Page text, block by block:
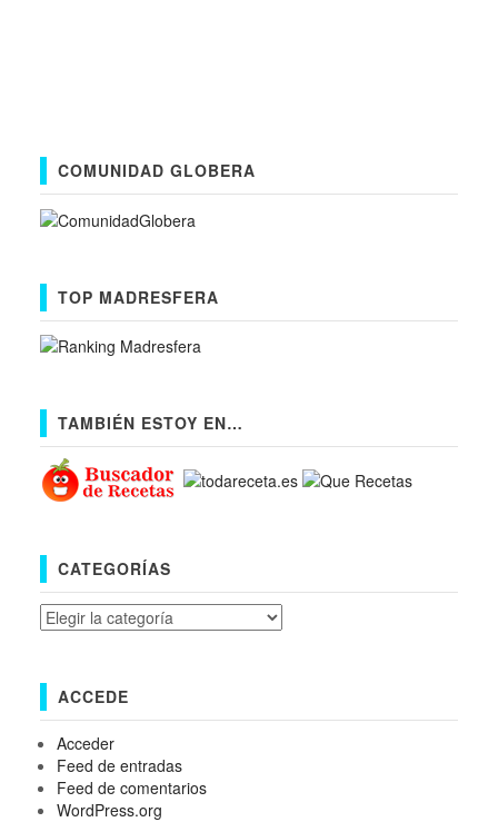
COMUNIDAD GLOBERA
TOP MADRESFERA
TAMBIÉN ESTOY EN…
CATEGORÍAS
Categorías
ACCEDE
Acceder
Feed de entradas
Feed de comentarios
WordPress.org